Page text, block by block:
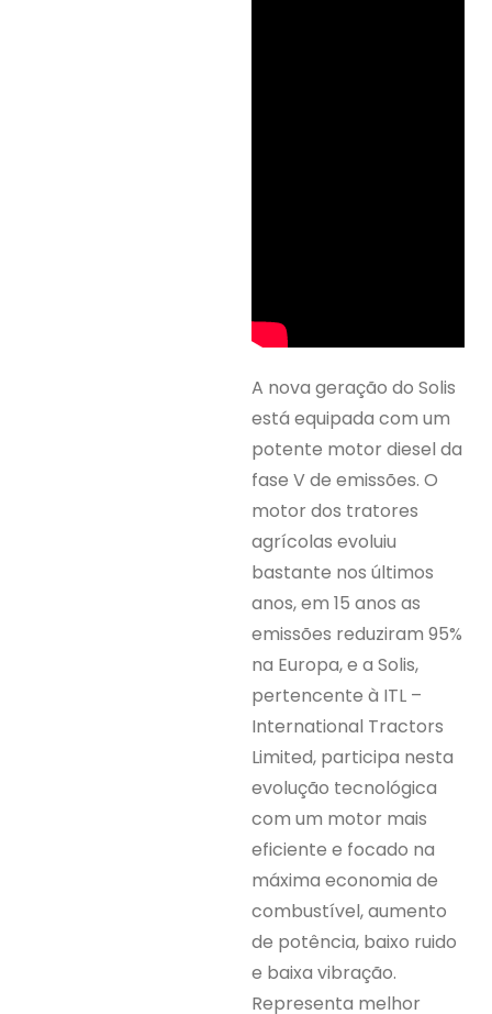
A nova geração do Solis
está equipada com um
potente motor diesel da
fase V de emissões. O
motor dos tratores
agrícolas evoluiu
bastante nos últimos
anos, em 15 anos as
emissões reduziram 95%
na Europa, e a Solis,
pertencente à ITL –
International Tractors
Limited, participa nesta
evolução tecnológica
com um motor mais
eficiente e focado na
máxima economia de
combustível, aumento
de potência, baixo ruido
e baixa vibração.
Representa melhor